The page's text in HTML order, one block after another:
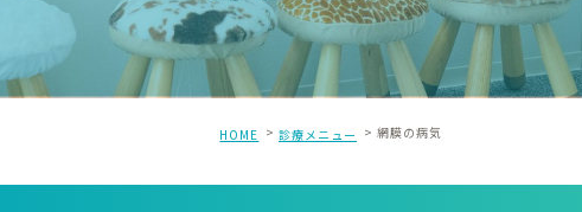
HOME 診療メニュー 網膜の病気